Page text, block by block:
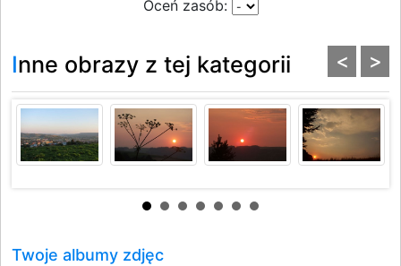
Oceń zasób:
Inne obrazy z tej kategorii < >
Twoje albumy zdjęc